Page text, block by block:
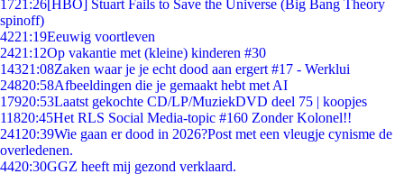
1721:26[HBO] Stuart Fails to Save the Universe (Big Bang Theory
spinoff)
4221:19Eeuwig voortleven
2421:12Op vakantie met (kleine) kinderen #30
14321:08Zaken waar je je echt dood aan ergert #17 - Werklui
24820:58Afbeeldingen die je gemaakt hebt met AI
17920:53Laatst gekochte CD/LP/MuziekDVD deel 75 | koopjes
11820:45Het RLS Social Media-topic #160 Zonder Kolonel!!
241 20:39Wie gaan er dood in 2026?Post met een vleugje cynisme de
overledenen.
4420:30GGZ heeft mij gezond verklaard.